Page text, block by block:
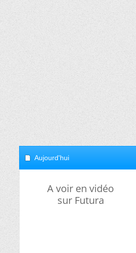
Aujourd'hui
A voir en vidéo
sur Futura